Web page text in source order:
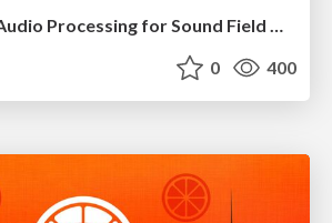
Neural Spatial Audio Processing for Sound Field Analysis and Control
0 400